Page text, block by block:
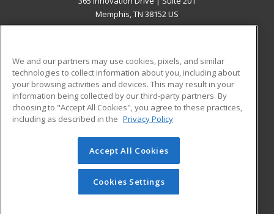
Memphis, TN 38152 US
ADDITIONAL RESOURCES
Military
Financial Assistance
Help
Student Blog
© 2026 ed2go, a division of Cengage Learning. All rights
reserved. The material on this site cannot be reproduced or
redistributed unless you have obtained prior written
permission from Cengage Learning.Privacy Policy
We and our partners may use cookies, pixels, and similar
technologies to collect information about you, including about
your browsing activities and devices. This may result in your
information being collected by our third-party partners. By
choosing to "Accept All Cookies", you agree to these practices,
including as described in the Privacy Policy
Accept All Cookies
Cookies Settings